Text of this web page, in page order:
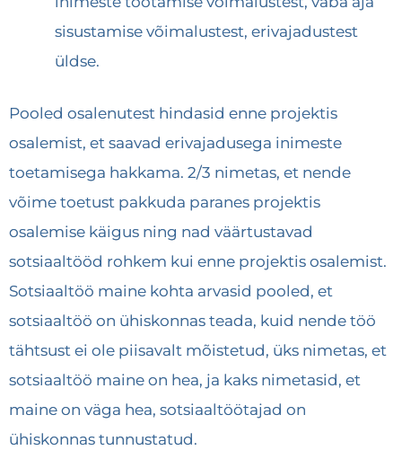
sisustamise võimalustest, erivajadustest
üldse.
Pooled osalenutest hindasid enne projektis
osalemist, et saavad erivajadusega inimeste
toetamisega hakkama. 2/3 nimetas, et nende
võime toetust pakkuda paranes projektis
osalemise käigus ning nad väärtustavad
sotsiaaltööd rohkem kui enne projektis osalemist.
Sotsiaaltöö maine kohta arvasid pooled, et
sotsiaaltöö on ühiskonnas teada, kuid nende töö
tähtsust ei ole piisavalt mõistetud, üks nimetas, et
sotsiaaltöö maine on hea, ja kaks nimetasid, et
maine on väga hea, sotsiaaltöötajad on
ühiskonnas tunnustatud.